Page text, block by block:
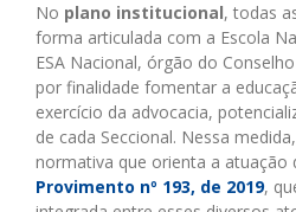
No plano institucional, todas
forma articulada com a Escola
ESA Nacional, órgão do
por finalidade fomentar a
exercício da advocacia,
de cada Seccional. Nessa
normativa que orienta a atuação
Provimento nº 193, de 2019,